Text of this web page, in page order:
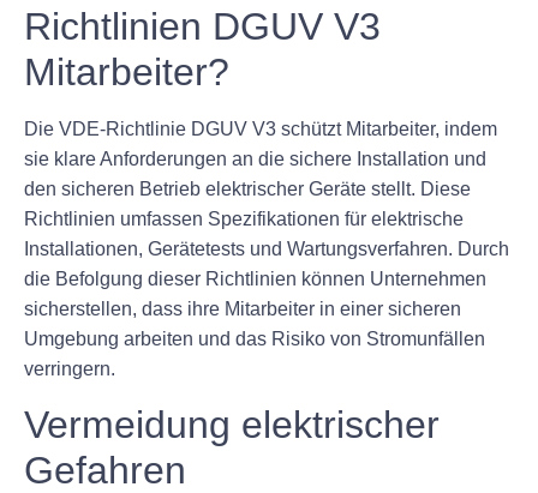
Richtlinien DGUV V3
Mitarbeiter?
Die VDE-Richtlinie DGUV V3 schützt Mitarbeiter, indem
sie klare Anforderungen an die sichere Installation und
den sicheren Betrieb elektrischer Geräte stellt. Diese
Richtlinien umfassen Spezifikationen für elektrische
Installationen, Gerätetests und Wartungsverfahren. Durch
die Befolgung dieser Richtlinien können Unternehmen
sicherstellen, dass ihre Mitarbeiter in einer sicheren
Umgebung arbeiten und das Risiko von Stromunfällen
verringern.
Vermeidung elektrischer
Gefahren